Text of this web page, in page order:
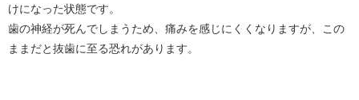
けになった状態です。
歯の神経が死んでしまうため、痛みを感じにくくなりますが、この
ままだと抜歯に至る恐れがあります。